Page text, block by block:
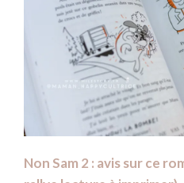
Non Sam 2 : avis sur ce